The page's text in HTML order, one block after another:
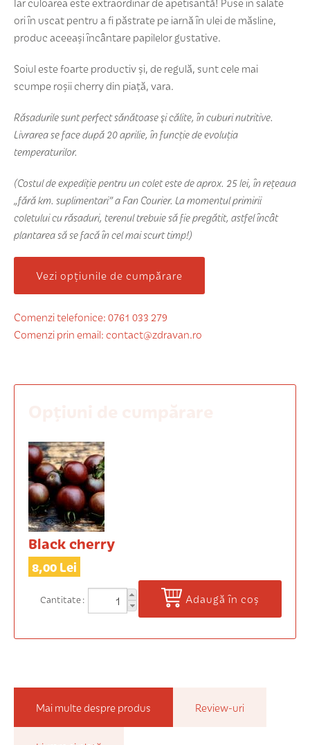
ori în uscat pentru a fi păstrate pe iarnă în ulei de măsline,
produc aceeași încântare papilelor gustative.
Soiul este foarte productiv și, de regulă, sunt cele mai
scumpe roșii cherry din piață, vara.
Răsadurile sunt perfect sănătoase şi călite, în cuburi nutritive.
Livrarea se face după 20 aprilie, în funcție de evoluția
temperaturilor.
(Costul de expediție pentru un colet este de aprox. 25 lei, în rețeaua
„fără km. suplimentari” a Fan Courier. La momentul primirii
coletului cu răsaduri, terenul trebuie să fie pregătit, astfel încât
plantarea să se facă în cel mai scurt timp!)
Vezi opțiunile de cumpărare
Comenzi telefonice: 0761 033 279
Comenzi prin email: contact@zdravan.ro
Black cherry
8,00 Lei
Cantitate Adaugă în coș
Mai multe despre produs Review-uri